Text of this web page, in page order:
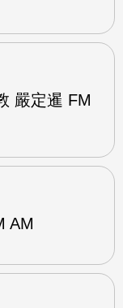
嚴定暹 FM
AM